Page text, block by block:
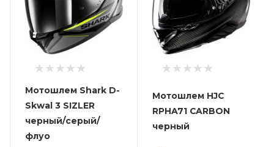
Мотошлем Shark D-
Skwal 3 SIZLER
черный/серый/
флуо
Мотошлем HJC
RPHA71 CARBON
черный